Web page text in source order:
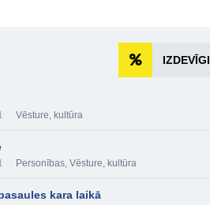
IZDEVĪGI
Vēsture, kultūra
Personības, Vēsture, kultūra
kara laikā